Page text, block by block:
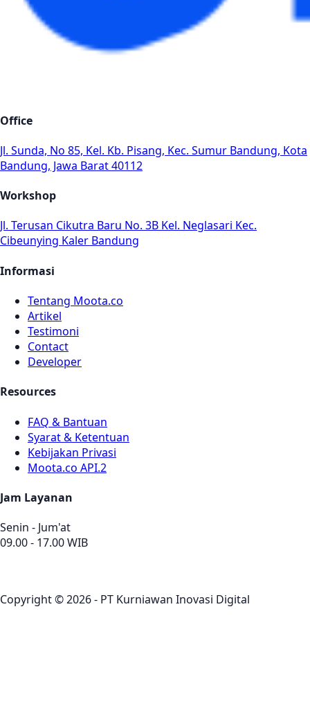
Office
Jl. Sunda, No 85, Kel. Kb. Pisang, Kec. Sumur Bandung, Kota
Bandung, Jawa Barat 40112
Workshop
Jl. Terusan Cikutra Baru No. 3B Kel. Neglasari Kec.
Cibeunying Kaler Bandung
Informasi
Tentang Moota.co
Artikel
Testimoni
Contact
Developer
Resources
FAQ & Bantuan
Syarat & Ketentuan
Kebijakan Privasi
Moota.co API.2
Jam Layanan
Senin - Jum'at
09.00 - 17.00 WIB
Copyright © 2026 - PT Kurniawan Inovasi Digital